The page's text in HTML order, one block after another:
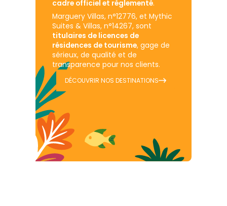
cadre officiel et réglementé.
Marguery Villas, n°12776, et Mythic
Suites & Villas, n°14267, sont
titulaires de licences de
résidences de tourisme, gage de
sérieux, de qualité et de
transparence pour nos clients.
DÉCOUVRIR NOS DESTINATIONS